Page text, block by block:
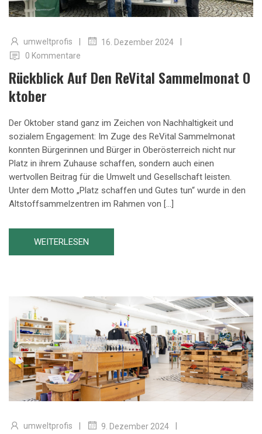
umweltprofis 16. Dezember 2024
0 Kommentare
Rückblick Auf Den ReVital Sammelmonat O
Ktober
Der Oktober stand ganz im Zeichen von Nachhaltigkeit und
sozialem Engagement: Im Zuge des ReVital Sammelmonat
konnten Bürgerinnen und Bürger in Oberösterreich nicht nur
Platz in ihrem Zuhause schaffen, sondern auch einen
wertvollen Beitrag für die Umwelt und Gesellschaft leisten.
Unter dem Motto „Platz schaffen und Gutes tun“ wurde in den
Altstoffsammelzentren im Rahmen von […]
WEITERLESEN
umweltprofis | 9. Dezember 2024 |